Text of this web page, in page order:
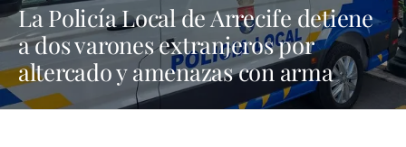
La Policía Local de Arrecife detiene
a dos varones extranjeros por
altercado y amenazas con arma
blanca